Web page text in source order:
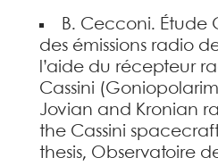
B. Cecconi. Étude
des émissions radio
l’aide du récepteur
Cassini
Jovian and Kronian
the Cassini
thesis, Observatoire